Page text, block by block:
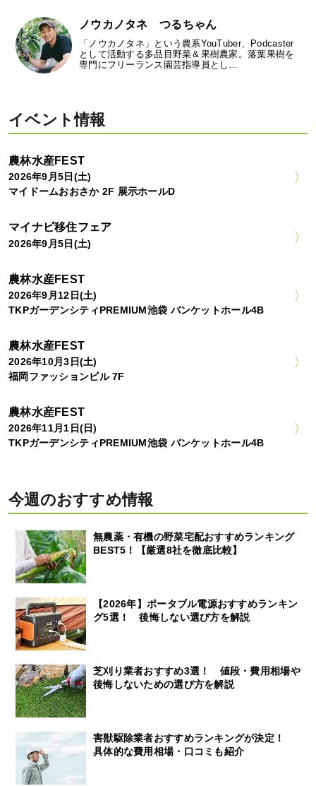
ノウカノタネ つるちゃん
「ノウカノタネ」という農系YouTuber、Podcaster
として活動する多品目野菜＆果樹農家。落葉果樹を
専門にフリーランス園芸指導員とし…
イベント情報
農林水産FEST
2026年9月5日(土)
マイドームおおさか 2F 展示ホールD
マイナビ移住フェア
2026年9月5日(土)
農林水産FEST
2026年9月12日(土)
TKPガーデンシティPREMIUM池袋 バンケットホール4B
農林水産FEST
2026年10月3日(土)
福岡ファッションビル 7F
農林水産FEST
2026年11月1日(日)
TKPガーデンシティPREMIUM池袋 バンケットホール4B
今週のおすすめ情報
無農薬・有機の野菜宅配おすすめランキング
BEST5！【厳選8社を徹底比較】
【2026年】ポータブル電源おすすめランキン
グ5選！ 後悔しない選び方を解説
芝刈り業者おすすめ3選！ 値段・費用相場や
後悔しないための選び方を解説
害獣駆除業者おすすめランキングが決定！
具体的な費用相場・口コミも紹介